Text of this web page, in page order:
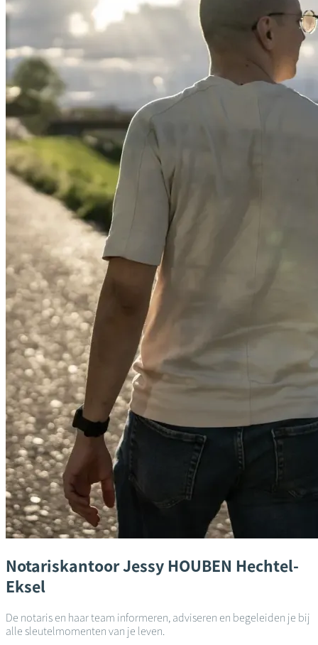
NotariskantoorJessy HOUBEN Hechtel-
Eksel
De notaris en haar team informeren, adviseren en begeleiden je bij
alle sleutelmomenten van je leven.